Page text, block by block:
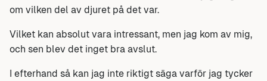
om vilken del av djuret på det var.
Vilket kan absolut vara intressant, men jag kom av mig,
och sen blev det inget bra avslut.
I efterhand så kan jag inte riktigt säga varför jag tycker